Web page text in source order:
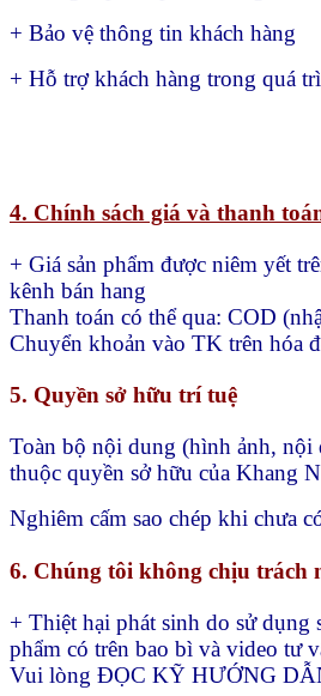
+ Bảo vệ thông tin khách hàng
+ Hỗ trợ khách hàng trong quá
4. Chính sách giá và thanh
+ Giá sản phẩm được niêm yết
kênh bán hang
Thanh toán có thể qua: COD
Chuyển khoản vào TK trên hóa
5. Quyền sở hữu trí tuệ
Toàn bộ nội dung (hình ảnh, nội
thuộc quyền sở hữu của Khang
Nghiêm cấm sao chép khi chưa
6. Chúng tôi không chịu trách
+ Thiệt hại phát sinh do sử dụng
phẩm có trên bao bì và video tư
Vui lòng ĐỌC KỸ HƯỚNG